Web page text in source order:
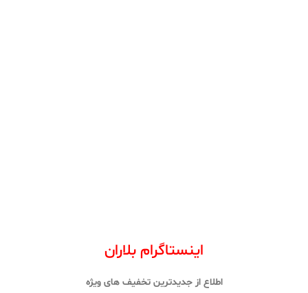
اینستاگرام بلاران
اطلاع از جدیدترین تخفیف های ویژه